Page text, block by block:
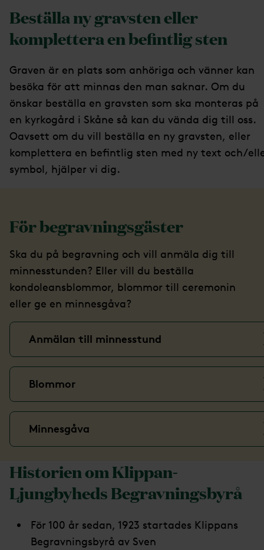
Beställa ny gravsten eller
komplettera en befintlig sten
Graven är en plats som anhöriga och vänner kan
besöka för att minnas den man saknar. Om du
önskar beställa en gravsten som ska monteras på
en kyrkogård i Skåne så kan du vända dig till oss.
Oavsett om du vill beställa en ny gravsten, eller
komplettera en befintlig sten med ny text och/
symbol, hjälper vi dig.
För begravningsgäster
Ska du på begravning och vill anmäla dig till
minnesstunden? Eller vill du beställa
kondoleansblommor, blommor till ceremonin
eller ge en minnesgåva?
Anmälan till minnesstund
Blommor
Minnesgåva
Historien om Klippan-
Ljungbyheds Begravningsbyrå
För 100 år sedan, 1923 startades Klippans
Begravningsbyrå av Sven